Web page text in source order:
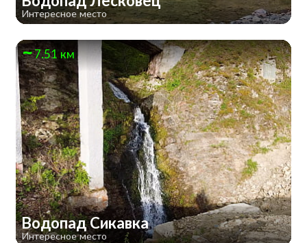
Интересное место
7.51 км
Водопад Сикавка
Интересное место